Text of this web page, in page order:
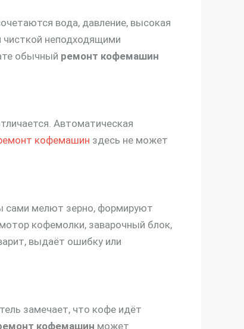
вода, давление, высокая
чисткой неподходящими
обычный ремонт кофемашин
Автоматическая
кофемашин здесь не может
сами мелют зерно, формируют
кофемолки, заварочный блок,
выдаёт ошибку или
замечает, что кофе идёт
кофемашин может